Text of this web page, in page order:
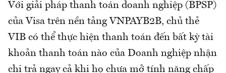
Với giải pháp thanh toán doanh nghiệp (BPSP)
của Visa trên nền tảng VNPAYB2B, chủ thẻ
VIB có thể thực hiện thanh toán đến bất kỳ tài
khoản thanh toán nào của Doanh nghiệp nhận
chi trả ngay cả khi họ chưa mở tính năng chấp